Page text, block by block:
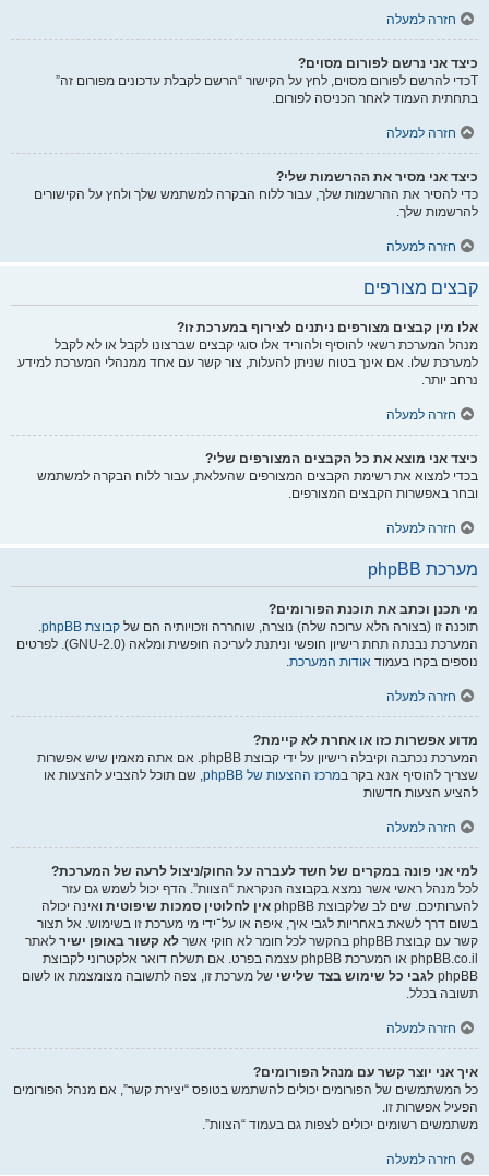
חזרה למעלה
כיצד אני נרשם לפורום מסוים?
Tכדי להרשם לפורום מסוים, לחץ על הקישור “הרשם לקבלת עדכונים מפורום זה”
בתחתית העמוד לאחר הכניסה לפורום.
חזרה למעלה
כיצד אני מסיר את ההרשמות שלי?
כדי להסיר את ההרשמות שלך, עבור ללוח הבקרה למשתמש שלך ולחץ על הקישורים
להרשמות שלך.
חזרה למעלה
קבצים מצורפים
אלו מין קבצים מצורפים ניתנים לצירוף במערכת זו?
מנהל המערכת רשאי להוסיף ולהוריד אלו סוגי קבצים שברצונו לקבל או לא לקבל
למערכת שלו. אם אינך בטוח שניתן להעלות, צור קשר עם אחד ממנהלי המערכת למידע
נרחב יותר.
חזרה למעלה
כיצד אני מוצא את כל הקבצים המצורפים שלי?
בכדי למצוא את רשימת הקבצים המצורפים שהעלאת, עבור ללוח הבקרה למשתמש
ובחר באפשרות הקבצים המצורפים.
חזרה למעלה
מערכת phpBB
מי תכנן וכתב את תוכנת הפורומים?
תוכנה זו (בצורה הלא ערוכה שלה) נוצרה, שוחררה וזכויותיה הם של קבוצת phpBB
.
המערכת נבנתה תחת רישיון חופשי וניתנת לעריכה חופשית ומלאה (GNU-2.0). לפרטים
נוספים בקרו בעמוד אודות המערכת.
חזרה למעלה
מדוע אפשרות כזו או אחרת לא קיימת?
המערכת נכתבה וקיבלה רישיון על ידי קבוצת phpBB. אם אתה מאמין שיש אפשרות
שצריך להוסיף אנא בקר במרכז ההצעות של phpBB
, שם תוכל להצביע להצעות או
להציע הצעות חדשות
חזרה למעלה
למי אני פונה במקרים של חשד לעברה על החוק/ניצול לרעה של המערכת?
לכל מנהל ראשי אשר נמצא בקבוצה הנקראת “הצוות”. הדף יכול לשמש גם עזר
להערותיכם. שים לב שלקבוצת phpBB
אין לחלוטין סמכות שיפוטית ואינה יכולה
בשום דרך לשאת באחריות לגבי איך, איפה או על־ידי מי מערכת זו בשימוש. אל תצור
קשר עם קבוצת phpBB בהקשר לכל חומר לא חוקי אשר
לא קשור באופן ישיר לאתר
phpBB.co.il או המערכת phpBB עצמה בפרט. אם תשלח דואר אלקטרוני לקבוצת
phpBB לגבי כל שימוש בצד שלישי של מערכת זו, צפה לתשובה מצומצמת או לשום
תשובה בכלל.
חזרה למעלה
איך אני יוצר קשר עם מנהל הפורומים?
כל המשתמשים של הפורומים יכולים להשתמש בטופס “יצירת קשר”, אם מנהל הפורומים
הפעיל אפשרות זו.
משתמשים רשומים יכולים לצפות גם בעמוד “הצוות”.
חזרה למעלה